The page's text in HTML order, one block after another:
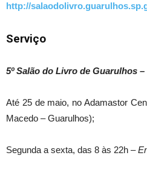
http://
Serviço
5º Salão do Livro de Guarulhos
Até 25 de maio, no Adamastor
Macedo – Guarulhos);
Segunda a sexta, das 8 às 22h –